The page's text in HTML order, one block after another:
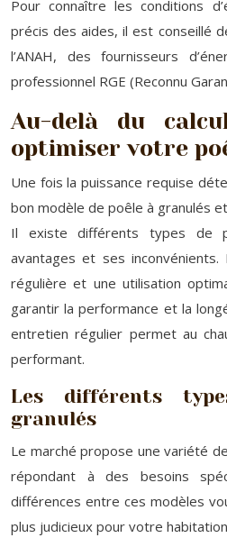
Pour connaître les conditions
précis des aides, il est conseillé
l’ANAH, des fournisseurs
professionnel RGE (Reconnu
Au-delà du
optimiser votre
Une fois la puissance requise
bon modèle de poêle à granulés
Il existe différents types de
avantages et ses inconvénients.
régulière et une utilisation
garantir la performance et la
entretien régulier permet au
performant.
Les différents
granulés
Le marché propose une variété
répondant à des besoins
différences entre ces modèles
plus judicieux pour votre